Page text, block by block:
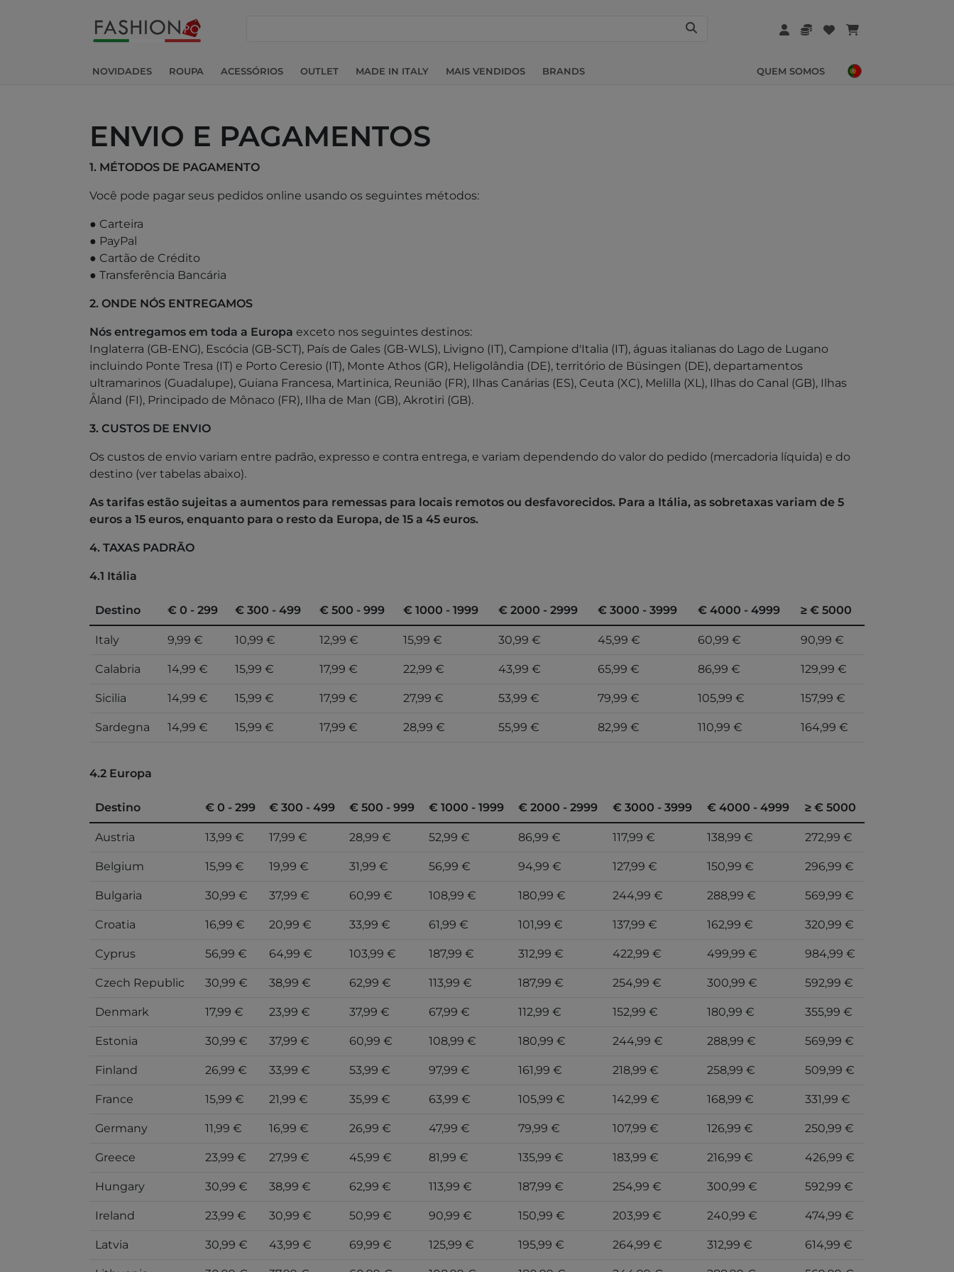
NOVIDADES ROUPA ACESSÓRIOS OUTLET MADE IN ITALY MAIS VENDIDOS BRANDS QUEM SOMOS
ENVIO E PAGAMENTOS
1. MÉTODOS DE PAGAMENTO
Você pode pagar seus pedidos online usando os seguintes métodos:
● Carteira
● PayPal
● Cartão de Crédito
● Transferência Bancária
2. ONDE NÓS ENTREGAMOS
Nós entregamos em toda a Europa exceto nos seguintes destinos:
Inglaterra (GB-ENG), Escócia (GB-SCT), País de Gales (GB-WLS), Livigno (IT), Campione d'Italia (IT), águas italianas do Lago de Lugano
incluindo Ponte Tresa (IT) e Porto Ceresio (IT), Monte Athos (GR), Heligolândia (DE), território de Büsingen (DE), departamentos
ultramarinos (Guadalupe), Guiana Francesa, Martinica, Reunião (FR), Ilhas Canárias (ES), Ceuta (XC), Melilla (XL), Ilhas do Canal (GB), Ilhas
Åland (FI), Principado de Mônaco (FR), Ilha de Man (GB), Akrotiri (GB).
3. CUSTOS DE ENVIO
Os custos de envio variam entre padrão, expresso e contra entrega, e variam dependendo do valor do pedido (mercadoria líquida) e do
destino (ver tabelas abaixo).
As tarifas estão sujeitas a aumentos para remessas para locais remotos ou desfavorecidos. Para a Itália, as sobretaxas variam de 5
euros a 15 euros, enquanto para o resto da Europa, de 15 a 45 euros.
4. TAXAS PADRÃO
4.1 Itália
Destino € 0 - 299 € 300 - 499 € 500 - 999 € 1000 - 1999 € 2000 - 2999 € 3000 - 3999 € 4000 - 4999 ≥ € 5000
Italy 9,99 € 10,99 € 12,99 € 15,99 € 30,99 € 45,99 € 60,99 € 90,99 €
Calabria 14,99 € 15,99 € 17,99 € 22,99 € 43,99 € 65,99 € 86,99 € 129,99 €
Sicilia 14,99 € 15,99 € 17,99 € 27,99 € 53,99 € 79,99 € 105,99 € 157,99 €
Sardegna 14,99 € 15,99 € 17,99 € 28,99 € 55,99 € 82,99 € 110,99 € 164,99 €
4.2 Europa
Destino € 0 - 299 € 300 - 499 € 500 - 999 € 1000 - 1999 € 2000 - 2999 € 3000 - 3999 € 4000 - 4999 ≥ € 5000
Austria 13,99 € 17,99 € 28,99 € 52,99 € 86,99 € 117,99 € 138,99 € 272,99 €
Belgium 15,99 € 19,99 € 31,99 € 56,99 € 94,99 € 127,99 € 150,99 € 296,99 €
Bulgaria 30,99 € 37,99 € 60,99 € 108,99 € 180,99 € 244,99 € 288,99 € 569,99 €
Croatia 16,99 € 20,99 € 33,99 € 61,99 € 101,99 € 137,99 € 162,99 € 320,99 €
Cyprus 56,99 € 64,99 € 103,99 € 187,99 € 312,99 € 422,99 € 499,99 € 984,99 €
Czech Republic 30,99 € 38,99 € 62,99 € 113,99 € 187,99 € 254,99 € 300,99 € 592,99 €
Denmark 17,99 € 23,99 € 37,99 € 67,99 € 112,99 € 152,99 € 180,99 € 355,99 €
Estonia 30,99 € 37,99 € 60,99 € 108,99 € 180,99 € 244,99 € 288,99 € 569,99 €
Finland 26,99 € 33,99 € 53,99 € 97,99 € 161,99 € 218,99 € 258,99 € 509,99 €
France 15,99 € 21,99 € 35,99 € 63,99 € 105,99 € 142,99 € 168,99 € 331,99 €
Germany 11,99 € 16,99 € 26,99 € 47,99 € 79,99 € 107,99 € 126,99 € 250,99 €
Greece 23,99 € 27,99 € 45,99 € 81,99 € 135,99 € 183,99 € 216,99 € 426,99 €
Hungary 30,99 € 38,99 € 62,99 € 113,99 € 187,99 € 254,99 € 300,99 € 592,99 €
Ireland 23,99 € 30,99 € 50,99 € 90,99 € 150,99 € 203,99 € 240,99 € 474,99 €
Latvia 30,99 € 43,99 € 69,99 € 125,99 € 195,99 € 264,99 € 312,99 € 614,99 €